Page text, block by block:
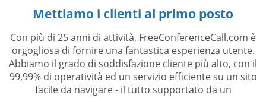
Mettiamo i clienti al primo posto
Con più di 25 anni di attività, FreeConferenceCall.com è
orgogliosa di fornire una fantastica esperienza utente.
Abbiamo il grado di soddisfazione cliente più alto, con il
99,99% di operatività ed un servizio efficiente su un sito
facile da navigare - il tutto supportato da un